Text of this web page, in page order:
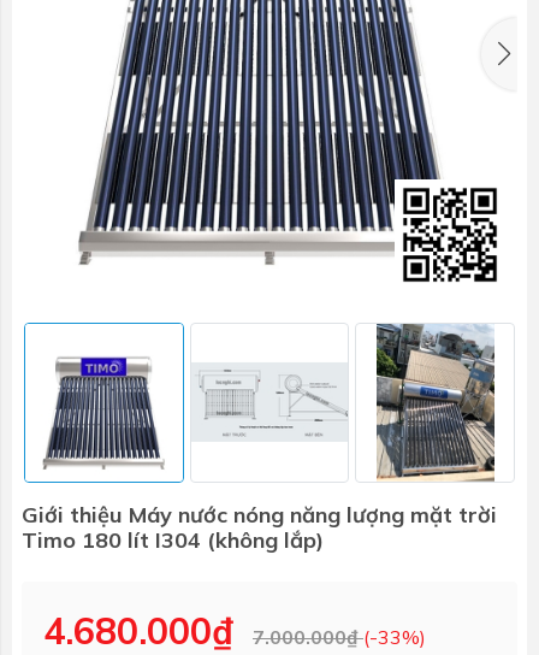
Giới thiệu Máy nước nóng năng lượng mặt trời
Timo 180 lít I304 (không lắp)
4.680.000₫ 7.000.000₫(-33%)